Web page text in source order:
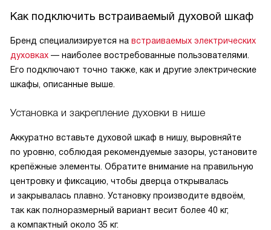
Как подключить встраиваемый духовой шкаф
Бренд специализируется на встраиваемых электрических
духовках — наиболее востребованные пользователями.
Его подключают точно также, как и другие электрические
шкафы, описанные выше.
Установка и закрепление духовки в нише
Аккуратно вставьте духовой шкаф в нишу, выровняйте
по уровню, соблюдая рекомендуемые зазоры, установите
крепёжные элементы. Обратите внимание на правильную
центровку и фиксацию, чтобы дверца открывалась
и закрывалась плавно. Установку производите вдвоём,
так как полноразмерный вариант весит более 40 кг,
а компактный около 35 кг.